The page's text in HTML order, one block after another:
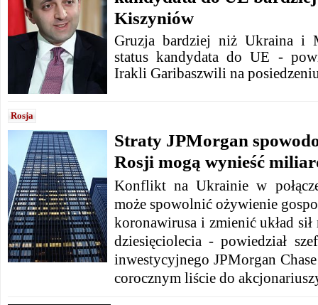
Kiszyniów
Gruzja bardziej niż Ukraina i
status kandydata do UE -
Irakli Garibaszwili na
Rosja
Straty JPMorgan
Rosji mogą wynieść
Konflikt na Ukrainie w
może spowolnić ożywienie
koronawirusa i zmienić układ
dziesięciolecia - powiedział
inwestycyjnego JPMorgan
corocznym liście do